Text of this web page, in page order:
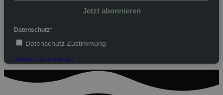
Jetzt abonnieren
Datenschutz*
Datenschutz Zustimmung
Datenschutzerklärung